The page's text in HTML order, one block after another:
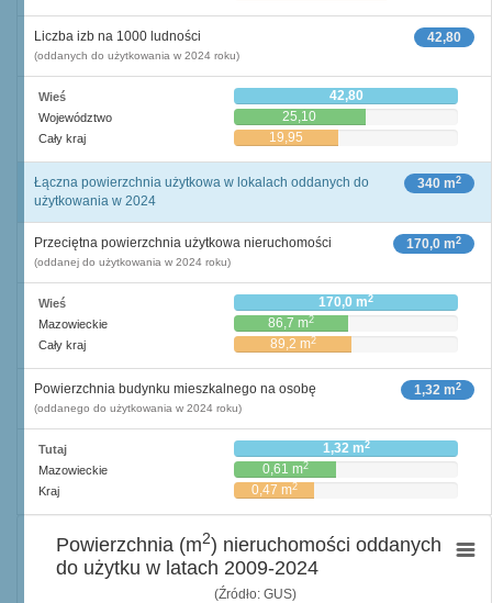
42,80
Liczba izb na 1000 ludności
(oddanych do użytkowania w 2024 roku)
Wieś 42,80
Województwo 25,10
Cały kraj 19,95
340 m2
Łączna powierzchnia użytkowa w lokalach oddanych do
użytkowania w 2024
170,0 m2
Przeciętna powierzchnia użytkowa nieruchomości
(oddanej do użytkowania w 2024 roku)
Wieś 170,0 m2
Mazowieckie 86,7 m2
Cały kraj 89,2 m2
1,32 m2
Powierzchnia budynku mieszkalnego na osobę
(oddanego do użytkowania w 2024 roku)
Tutaj 1,32 m2
Mazowieckie 0,61 m2
Kraj 0,47 m2
(Źródło: GUS)
Powierzchnia (m2) nieruchomości oddanych
do użytku w latach 2009-2024